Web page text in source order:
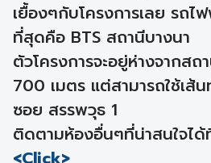
เยื้องๆกับโครงการเลย รถไ
ที่สุดคือ BTS สถานีบางนา
ตัวโครงการจะอยู่ห่างจากส
700 เมตร แต่สามารถใช้เส้
ซอย สรรพวุธ 1
ติดตามห้องอื่นๆที่น่าสนใจได้
<Click>